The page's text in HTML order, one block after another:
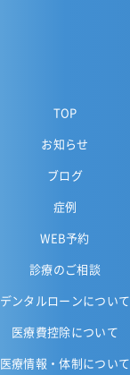
TOP
お知らせ
ブログ
症例
WEB予約
診療のご相談
デンタルローンについて
医療費控除について
医療情報・体制について